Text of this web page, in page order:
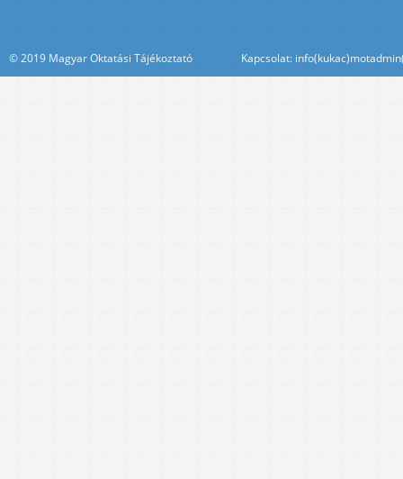
© 2019 Magyar Oktatási Tájékoztató Kapcsolat: